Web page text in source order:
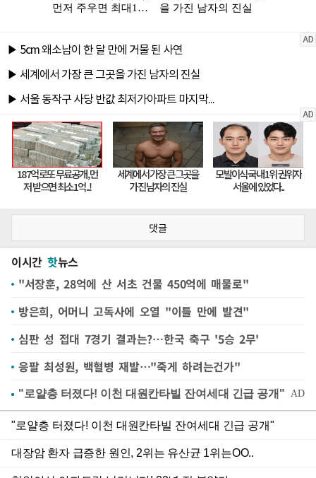
댓글
이시간 핫뉴스
"서장훈, 28억에 산 서초 건물 450억에 매물로"
방은희, 어머니 고독사에 오열 "이틀 만에 발견"
심판 성 접대 7경기 결과는?…한국 축구 '5승 2무'
응팔 최성원, 백혈병 재발…"죽게 하려는건가"